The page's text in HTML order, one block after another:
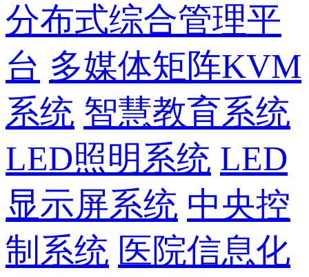
分布式综合管理平
台 多媒体矩阵KVM
系统 智慧教育系统
LED照明系统 LED
显示屏系统 中央控
制系统 医院信息化